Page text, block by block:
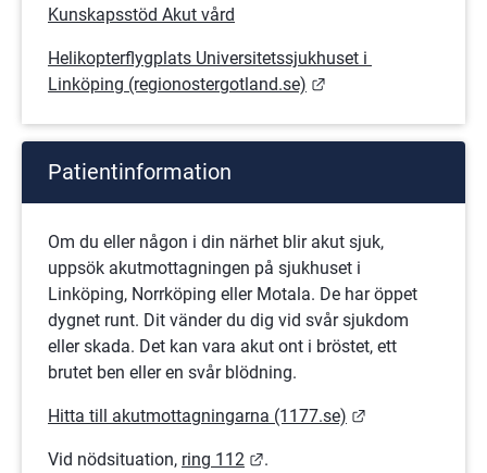
Kunskapsstöd Akut vård
Helikopterflygplats Universitetssjukhuset i
Linköping (regionostergotland.se)
Patientinformation
Om du eller någon i din närhet blir akut sjuk,
uppsök akutmottagningen på sjukhuset i
Linköping, Norrköping eller Motala. De har öppet
dygnet runt. Dit vänder du dig vid svår sjukdom
eller skada. Det kan vara akut ont i bröstet, ett
brutet ben eller en svår blödning.
Hitta till akutmottagningarna (1177.se)
Vid nödsituation, ring 112 .